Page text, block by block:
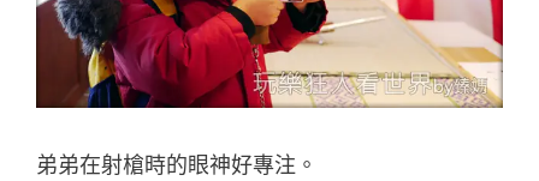
弟弟在射槍時的眼神好專注。